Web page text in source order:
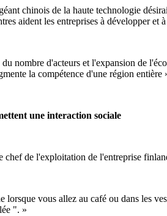
chinois de la haute technologie
aident les entreprises à développer et
nombre d'acteurs et l'expansion de
la compétence d'une région
une interaction sociale
de l'exploitation de l'entreprise
lorsque vous allez au café ou dans les
". »